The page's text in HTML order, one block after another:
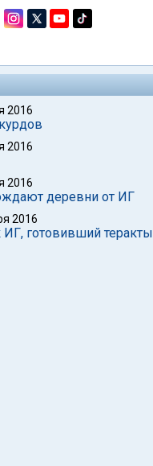
2016
2016
2016
деревни от ИГ
2016
готовивший теракты